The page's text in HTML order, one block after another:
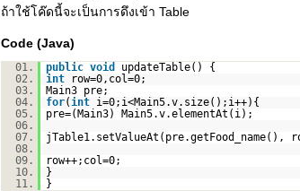
ถ้าใช้โค๊ดนี้จะเป็นการดึงเข้า Table
Code (Java)
01. public void
updateTable() {
02.
int
row=0,col=0;
03.
Main3 pre;
04.
for(int
i=0;i<Main5.v.size();i++){
05.
pre=(Main3) Main5.v.elementAt(i);
06.
07.
jTable1.setValueAt(pre.getFood_name(),
08.
09.
row++;col=0;
10.
}
11.
}